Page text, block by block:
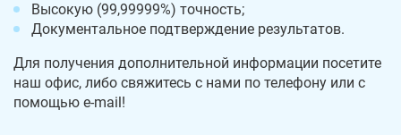
Высокую (99,99999%) точность;
Документальное подтверждение результатов.
Для получения дополнительной информации посетите
наш офис, либо свяжитесь с нами по телефону или с
помощью e-mail!